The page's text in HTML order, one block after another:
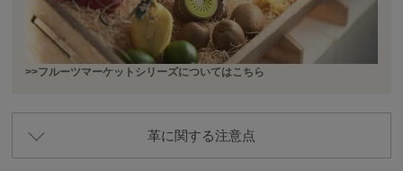
>>フルーツマーケットシリーズについてはこちら
革に関する注意点